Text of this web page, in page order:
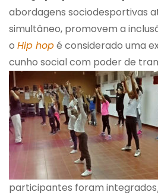
abordagens sociodesportivas
simultâneo, promovem a
o Hip hopé considerado uma
cunho social com poder de
participantes foram